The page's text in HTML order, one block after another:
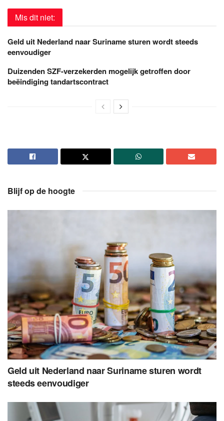
Mis dit niet:
Geld uit Nederland naar Suriname sturen wordt steeds
eenvoudiger
Duizenden SZF-verzekerden mogelijk getroffen door
beëindiging tandartscontract
Blijf op de hoogte
Geld uit Nederland naar Suriname sturen wordt
steeds eenvoudiger